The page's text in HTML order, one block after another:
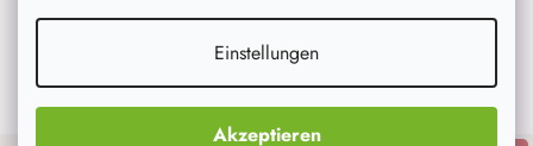
Einstellungen
Akzeptieren
Auf Instagram folgen